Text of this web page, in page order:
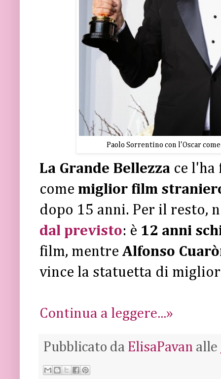
Paolo Sorrentino con l'Oscar
La Grande Bellezza ce l'ha
come miglior film
dopo 15 anni. Per il resto,
dal previsto: è 12 anni
film, mentre Alfonso
vince la statuetta di
Continua a leggere...»
Pubblicato da ElisaPavan alle